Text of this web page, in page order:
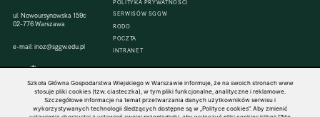
ul. Nowoursynowska 159c
02-776 Warszawa
e-mail:inoz@sggw.edu.pl
POLITYKA PRYWATNOŚCI
SERWISÓW SGGW
RODO
POCZTA
INTRANET
© 1816–2026 SGGW — ALL RIGHTS RESERVED
Szkoła Główna Gospodarstwa Wiejskiego w Warszawie informuje, że na swoich stronach www
stosuje pliki cookies (tzw. ciasteczka), w tym pliki funkcjonalne, analityczne i reklamowe.
Szczegółowe informacje na temat przetwarzania danych użytkowników serwisu i
wykorzystywanych technologii śledzących dostępne są w „Polityce cookies”. Aby zmienić